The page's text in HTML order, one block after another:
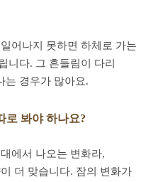
어나지 못하면 하체로 가는
니다. 그 흔들림이 다리
는 경우가 많아요.
로 봐야 하나요?
에서 나오는 변화라,
더 맞습니다. 잠의 변화가